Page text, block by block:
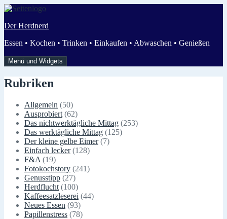
Zum
springen
Der Herdnerd
Essen • Kochen • Trinken • Einkaufen • Abwaschen • Genießen
Menü und Widgets
Rubriken
Allgemein (50)
Ausprobiert (62)
Das nichtwerktägliche Mittag (253)
Das werktägliche Mittag (125)
Der kleine gelbe Eimer(7)
Einfach lecker(128)
F&A (19)
Fotokochstory (241)
Genusstipp (27)
Herdflucht (100)
Kaffeesatzleserei (44)
Neues Essen (93)
Papillenstress (78)